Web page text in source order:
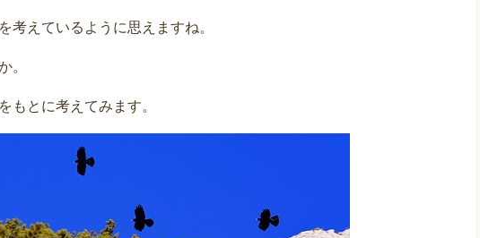
考えているように思えますね。
。
もとに考えてみます。